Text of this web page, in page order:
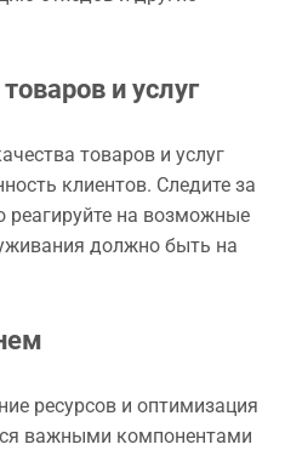
и услуг
товаров и услуг
клиентов. Следите за
реагируйте на возможные
должно быть на
ресурсов и оптимизация
важными компонентами